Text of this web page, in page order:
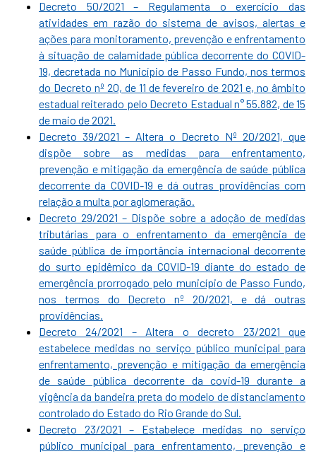
Decreto 50/2021 – Regulamenta o exercício das
atividades em razão do sistema de avisos, alertas e
ações para monitoramento, prevenção e enfrentamento
à situação de calamidade pública decorrente do COVID-
19, decretada no Município de Passo Fundo, nos termos
do Decreto nº 20, de 11 de fevereiro de 2021 e, no âmbito
estadual reiterado pelo Decreto Estadual n° 55.882, de 15
de maio de 2021.
Decreto 39/2021 – Altera o Decreto Nº 20/2021, que
dispõe sobre as medidas para enfrentamento,
prevenção e mitigação da emergência de saúde pública
decorrente da COVID-19 e dá outras providências com
relação a multa por aglomeração.
Decreto 29/2021 – Dispõe sobre a adoção de medidas
tributárias para o enfrentamento da emergência de
saúde pública de importância internacional decorrente
do surto epidêmico da COVID-19 diante do estado de
emergência prorrogado pelo município de Passo Fundo,
nos termos do Decreto nº 20/2021, e dá outras
providências.
Decreto 24/2021 – Altera o decreto 23/2021 que
estabelece medidas no serviço público municipal para
enfrentamento, prevenção e mitigação da emergência
de saúde pública decorrente da covid-19 durante a
vigência da bandeira preta do modelo de distanciamento
controlado do Estado do Rio Grande do Sul.
Decreto 23/2021 – Estabelece medidas no serviço
público municipal para enfrentamento, prevenção e